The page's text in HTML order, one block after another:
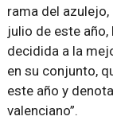
rama del
julio de este
decidida a la
en su conjunto,
este año y
valenciano .